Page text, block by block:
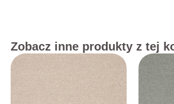
Zobacz inne produkty z tej